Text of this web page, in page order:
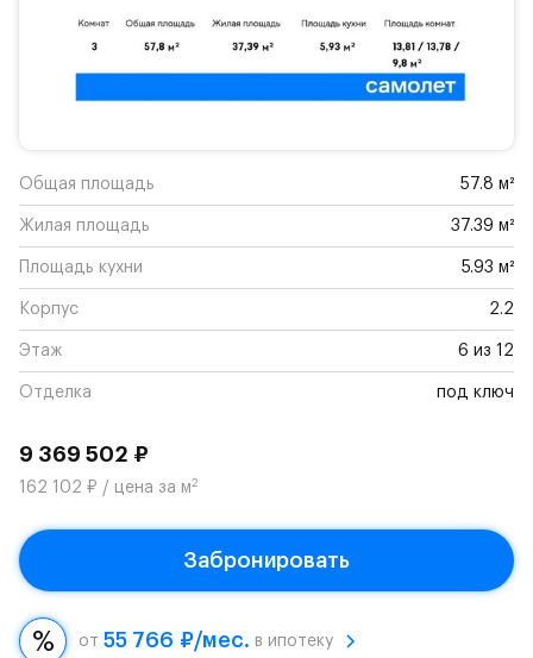
Общая площадь 57.8 м²
Жилая площадь 37.39 м²
Площадь кухни 5.93 м²
Корпус 2.2
Этаж 6 из 12
Отделка под ключ
9 369 502 ₽
162 102 ₽ / цена за м2
Забронировать
от 55 766 ₽/мес. в ипотеку